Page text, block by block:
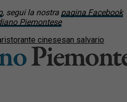
, segui la nostra pagina Facebook
Piemontese
ristorante cinesesan salvario